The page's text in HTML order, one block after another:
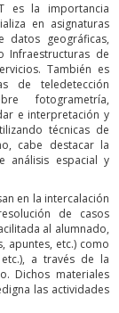
es la importancia
en asignaturas
datos geográficas,
Infraestructuras de
También es
de teledetección
fotogrametría,
e interpretación y
técnicas de
cabe destacar la
análisis espacial y
en la intercalación
de casos
al alumnado,
apuntes, etc.) como
a través de la
Dichos materiales
las actividades